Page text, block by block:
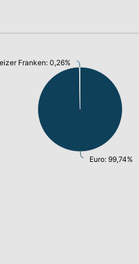
Euro: 99,74%
Franken: 0,26%